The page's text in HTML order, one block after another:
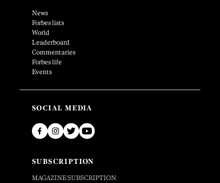
News
Forbes lists
World
Leaderboard
Commentaries
Forbes life
Events
SOCIAL MEDIA
SUBSCRIPTION
MAGAZINE SUBSCRIPTION